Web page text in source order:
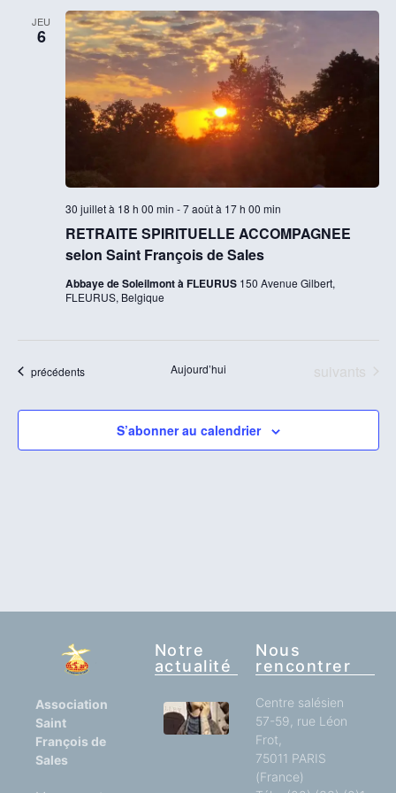
JEU
6
RETRAITE SPIRITUELLE ACCOMPAGNEE
selon Saint François de Sales
30 juillet à 18 h 00 min -7 août à 17 h 00 min
Abbaye de Soleilmont à FLEURUS 150 Avenue Gilbert,
FLEURUS, Belgique
Évènements
précédents Aujourd’hui Évènements
suivants
S’abonner au calendrier
Association
Saint
François de
Sales
Notre
actualité
Des
blessures
à la
guérison
Nous
rencontrer
Centre salésien
57-59, rue Léon
Frot,
75011 PARIS
(France)